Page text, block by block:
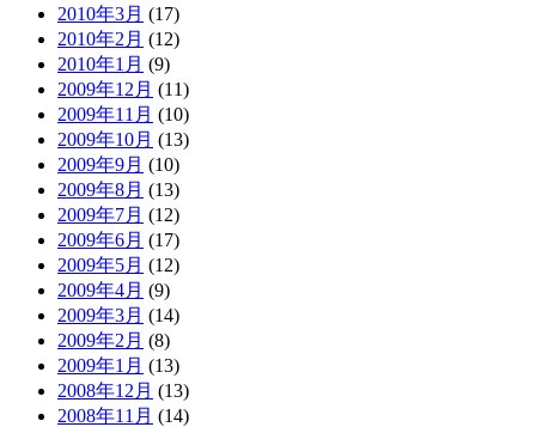
2010年3月 (17)
2010年2月 (12)
2010年1月 (9)
2009年12月 (11)
2009年11月 (10)
2009年10月 (13)
2009年9月 (10)
2009年8月 (13)
2009年7月 (12)
2009年6月 (17)
2009年5月 (12)
2009年4月 (9)
2009年3月 (14)
2009年2月 (8)
2009年1月 (13)
2008年12月 (13)
2008年11月 (14)